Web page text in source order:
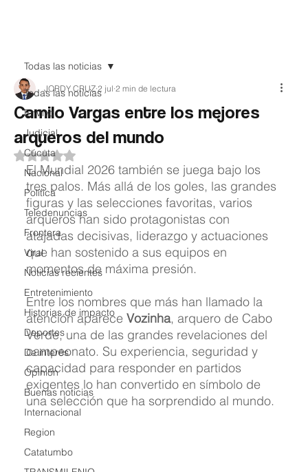
Todas las noticias
EnVivo
Judicial
Cúcuta
Nacional
Política
Teledenuncias
Frontera
Viral
Noticias recientes
Entretenimiento
Historias de impacto
Deportes
De interés
Opinión
Buenas noticias
Internacional
Region
Catatumbo
Todas las noticias
Camilo Vargas entre los mejores
arqueros del mundo
JORDY CRUZ 2 jul 2 min de lectura
Obtuvo NaN de 5 estrellas.
El Mundial 2026 también se juega bajo los
tres palos. Más allá de los goles, las grandes
figuras y las selecciones favoritas, varios
arqueros han sido protagonistas con
atajadas decisivas, liderazgo y actuaciones
que han sostenido a sus equipos en
momentos de máxima presión.
Entre los nombres que más han llamado la
atención aparece Vozinha, arquero de Cabo
Verde, una de las grandes revelaciones del
campeonato. Su experiencia, seguridad y
capacidad para responder en partidos
exigentes lo han convertido en símbolo de
una selección que ha sorprendido al mundo.